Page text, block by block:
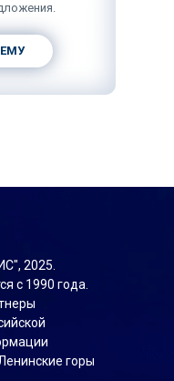
2025.
с 1990 года.
горы